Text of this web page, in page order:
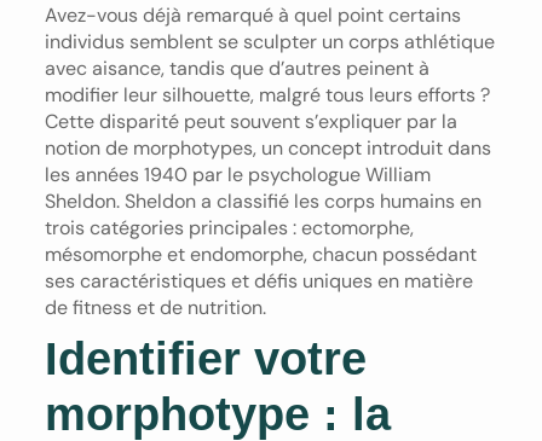
Avez-vous déjà remarqué à quel point certains
individus semblent se sculpter un corps athlétique
avec aisance, tandis que d’autres peinent à
modifier leur silhouette, malgré tous leurs efforts ?
Cette disparité peut souvent s’expliquer par la
notion de morphotypes, un concept introduit dans
les années 1940 par le psychologue William
Sheldon. Sheldon a classifié les corps humains en
trois catégories principales : ectomorphe,
mésomorphe et endomorphe, chacun possédant
ses caractéristiques et défis uniques en matière
de fitness et de nutrition.
Identifier votre
morphotype : la